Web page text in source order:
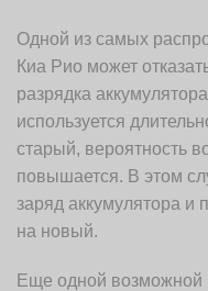
Одной из самых
Киа Рио может
разрядка
используется
старый, вероятность
повышается. В этом
заряд аккумулятора и
на новый.
Еще одной возможной